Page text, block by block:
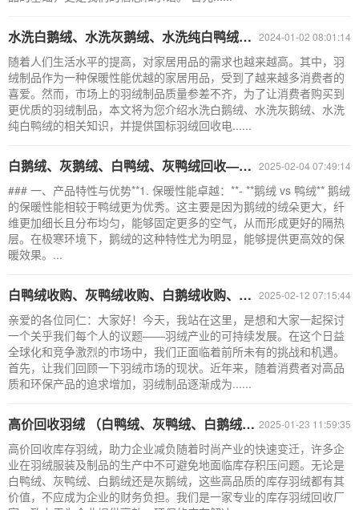
2024-01-02 08:01:14
水洗白鹅绒、水洗灰鹅绒、水洗纯白鸭绒，国标羽绒回收电话
随着人们生活水平的提高，对家居用品的需求也越来越高。其中，羽
绒制品作为一种保暖性能优越的家居用品，受到了越来越多消费者的
喜爱。然而，市场上的羽绒制品质量参差不齐，为了让消费者购买到
更优质的羽绒制品，本文将为您介绍水洗白鹅绒、水洗灰鹅绒、水洗
纯白鸭绒的相关知识，并提供国标羽绒回收电......
2025-02-04 07:49:14
白鹅绒、灰鹅绒、白鸭绒、灰鸭绒回收——上海鸭绒回收厂家
### 一、产品特性与优势**1. 保暖性能卓越：**- **鹅绒 vs 鸭绒** 鹅绒
的保暖性能相较于鸭绒更为优秀。这主要是因为鹅绒的绒朵更大，纤
维更加细长且分布均匀，能够固定更多的空气，从而形成更好的隔热
层。在极寒环境下，鹅绒的这种特性尤为明显，能够提供更高效的保
暖效果。...
2025-02-12 07:15:44
白鸭绒收购、灰鸭绒收购、白鹅绒收购、灰鹅绒收购、上海羽绒回收厂家
亲爱的各位同仁：大家好！今天，我站在这里，是想和大家一起探讨
一个关乎我们每个人的议题——羽绒产业的可持续发展。在这个日益
全球化和竞争激烈的市场中，我们正面临着前所未有的挑战和机遇。
首先，让我们回顾一下羽绒市场的现状。近年来，随着消费者对高品
质和环保产品的追求增加，羽绒制品逐渐成为......
2025-01-23 11:59:35
高价回收羽绒 （白鸭绒、灰鸭绒、白鹅绒、灰鹅绒）库存羽绒回收厂家电话
高价回收库存羽绒，助力企业减负随着时尚产业的快速变迁，许多企
业在羽绒服装及制品的生产中不可避免地面临库存积压问题。无论是
白鸭绒、灰鸭绒、白鹅绒还是灰鹅绒，这些高品质的库存羽绒都有其
价值，不应成为企业的财务负担。我们是一家专业的库存羽绒回收厂